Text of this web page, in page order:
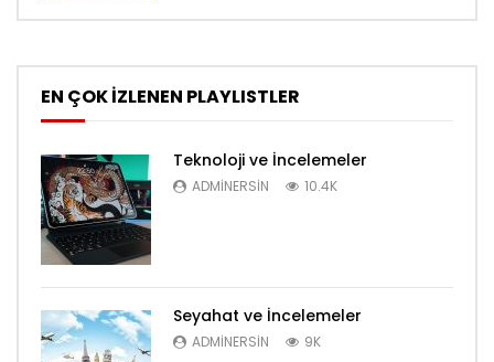
EN ÇOK İZLENEN PLAYLISTLER
Teknoloji ve İncelemeler
ADMINERSIN 10.4K
Seyahat ve İncelemeler
ADMINERSIN 9K